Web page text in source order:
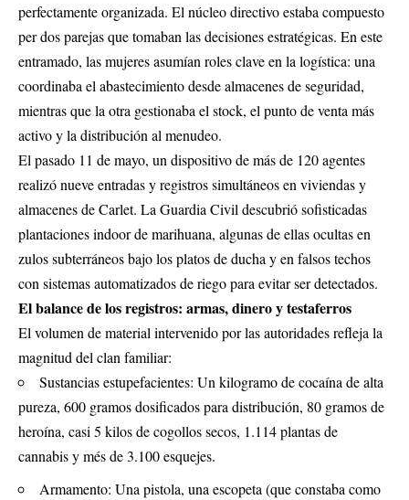
perfectamente organizada. El núcleo directivo estaba compuesto
per dos parejas que tomaban las decisiones estratégicas. En este
entramado, las mujeres asumían roles clave en la logística: una
coordinaba el abastecimiento desde almacenes de seguridad,
mientras que la otra gestionaba el stock, el punto de venta más
activo y la distribución al menudeo.
El pasado 11 de mayo, un dispositivo de más de 120 agentes
realizó nueve entradas y registros simultáneos en viviendas y
almacenes de Carlet. La Guardia Civil descubrió sofisticadas
plantaciones indoor de marihuana, algunas de ellas ocultas en
zulos subterráneos bajo los platos de ducha y en falsos techos
con sistemas automatizados de riego para evitar ser detectados.
El balance de los registros: armas, dinero y testaferros
El volumen de material intervenido por las autoridades refleja la
magnitud del clan familiar:
Sustancias estupefacientes: Un kilogramo de cocaína de alta
pureza, 600 gramos dosificados para distribución, 80 gramos de
heroína, casi 5 kilos de cogollos secos, 1.114 plantas de
cannabis y més de 3.100 esquejes.
Armamento: Una pistola, una escopeta (que constaba como